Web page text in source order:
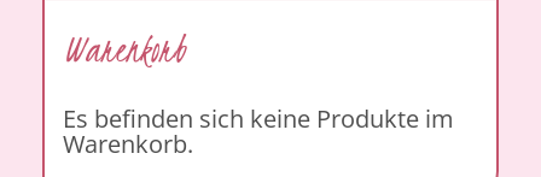
Warenkorb
Es befinden sich keine Produkte im
Warenkorb.